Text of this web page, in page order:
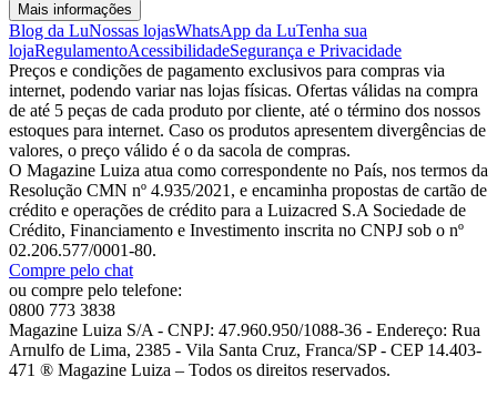
Mais informações
Blog da LuNossas lojasWhatsApp da LuTenha sua
lojaRegulamentoAcessibilidadeSegurança e Privacidade
Preços e condições de pagamento exclusivos para compras via
internet, podendo variar nas lojas físicas. Ofertas válidas na compra
de até 5 peças de cada produto por cliente, até o término dos nossos
estoques para internet. Caso os produtos apresentem divergências de
valores, o preço válido é o da sacola de compras.
O Magazine Luiza atua como correspondente no País, nos termos da
Resolução CMN nº 4.935/2021, e encaminha propostas de cartão de
crédito e operações de crédito para a Luizacred S.A Sociedade de
Crédito, Financiamento e Investimento inscrita no CNPJ sob o nº
02.206.577/0001-80.
Compre pelo chat
ou compre pelo telefone:
0800 773 3838
Magazine Luiza S/A - CNPJ: 47.960.950/1088-36 - Endereço: Rua
Arnulfo de Lima, 2385 - Vila Santa Cruz, Franca/SP - CEP 14.403-
471 ® Magazine Luiza – Todos os direitos reservados.